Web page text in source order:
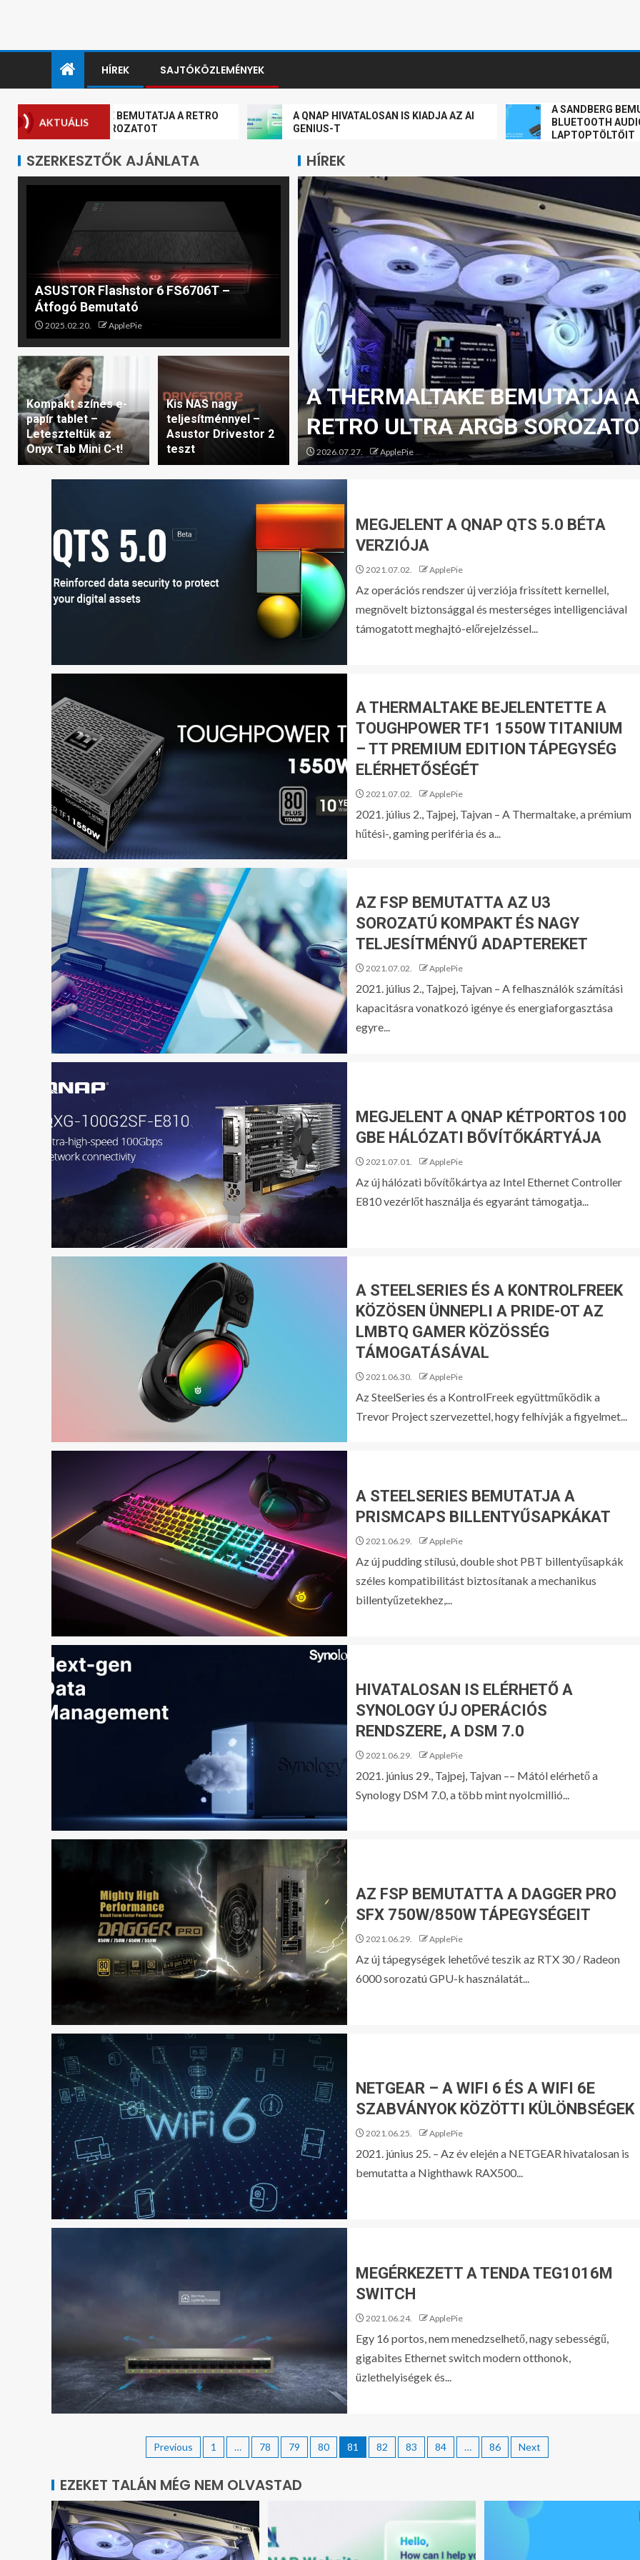
HÍREK SAJTÓKÖZLEMÉNYEK
AKTUÁLIS
A THERMALTAKE BEMUTATJA A RETRO
ULTRA ARGB SOROZATOT
A QNAP HIVATALOSAN IS KIADJA AZ AI
GENIUS-T
A SANDBERG
BLUETOOTH AUDIÓ
LAPTOPTÖLTŐIT
SZERKESZTŐK AJÁNLATA
ASUSTOR Flashstor 6 FS6706T –
Átfogó Bemutató
2025.02.20. ApplePie
Kompakt színes e-
papír tablet –
Leteszteltük az
Onyx Tab Mini C-t!
Kis NAS nagy
teljesítménnyel –
Asustor Drivestor 2
teszt
HÍREK
BEJELENTI A
EX RGB PC-
A THERMALTAKE BEMUTATJA A
RETRO ULTRA ARGB
2026.07.27. ApplePie
MEGJELENT A QNAP QTS 5.0 BÉTA
VERZIÓJA
2021.07.02. ApplePie
Az operációs rendszer új verziója frissített kernellel,
megnövelt biztonsággal és mesterséges intelligenciával
támogatott meghajtó-előrejelzéssel...
A THERMALTAKE BEJELENTETTE A
TOUGHPOWER TF1 1550W TITANIUM
– TT PREMIUM EDITION TÁPEGYSÉG
ELÉRHETŐSÉGÉT
2021.07.02. ApplePie
2021. július 2., Tajpej, Tajvan – A Thermaltake, a prémium
hűtési-, gaming periféria és a...
AZ FSP BEMUTATTA AZ U3
SOROZATÚ KOMPAKT ÉS NAGY
TELJESÍTMÉNYŰ ADAPTEREKET
2021.07.02. ApplePie
2021. július 2., Tajpej, Tajvan – A felhasználók számítási
kapacitásra vonatkozó igénye és energiaforgasztása
egyre...
MEGJELENT A QNAP KÉTPORTOS 100
GBE HÁLÓZATI BŐVÍTŐKÁRTYÁJA
2021.07.01. ApplePie
Az új hálózati bővítőkártya az Intel Ethernet Controller
E810 vezérlőt használja és egyaránt támogatja...
A STEELSERIES ÉS A KONTROLFREEK
KÖZÖSEN ÜNNEPLI A PRIDE-OT AZ
LMBTQ GAMER KÖZÖSSÉG
TÁMOGATÁSÁVAL
2021.06.30. ApplePie
Az SteelSeries és a KontrolFreek együttműködik a
Trevor Project szervezettel, hogy felhívják a figyelmet...
A STEELSERIES BEMUTATJA A
PRISMCAPS BILLENTYŰSAPKÁKAT
2021.06.29. ApplePie
Az új pudding stílusú, double shot PBT billentyűsapkák
széles kompatibilitást biztosítanak a mechanikus
billentyűzetekhez,...
HIVATALOSAN IS ELÉRHETŐ A
SYNOLOGY ÚJ OPERÁCIÓS
RENDSZERE, A DSM 7.0
2021.06.29. ApplePie
2021. június 29., Tajpej, Tajvan –– Mától elérhető a
Synology DSM 7.0, a több mint nyolcmillió...
AZ FSP BEMUTATTA A DAGGER PRO
SFX 750W/850W TÁPEGYSÉGEIT
2021.06.29. ApplePie
Az új tápegységek lehetővé teszik az RTX 30 / Radeon
6000 sorozatú GPU-k használatát...
NETGEAR – A WIFI 6 ÉS A WIFI 6E
SZABVÁNYOK KÖZÖTTI KÜLÖNBSÉGEK
2021.06.25. ApplePie
2021. június 25. – Az év elején a NETGEAR hivatalosan is
bemutatta a Nighthawk RAX500...
MEGÉRKEZETT A TENDA TEG1016M
SWITCH
2021.06.24. ApplePie
Egy 16 portos, nem menedzselhető, nagy sebességű,
gigabites Ethernet switch modern otthonok,
üzlethelyiségek és...
Previous 1 … 78 79 80 81 82 83 84 … 86 Next
EZEKET TALÁN MÉG NEM OLVASTAD